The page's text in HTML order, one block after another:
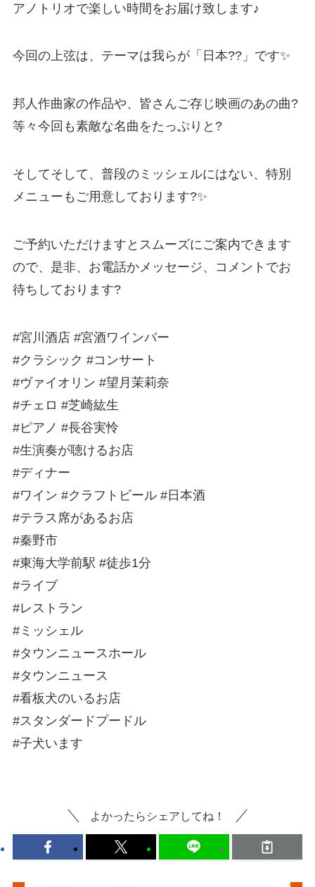
アノトリオで楽しい時間をお届け致します♪
今回の上弦は、テーマは我らが「日本??」です✨
邦人作曲家の作品や、皆さんご存じ映画のあの曲?️
等々今回も素敵な名曲をたっぷりと?
そしてそして、普段のミッシェルにはない、特別
メニューもご用意しております?✨
ご予約いただけますとスムーズにご案内できます
ので、是非、お電話かメッセージ、コメントでお
待ちしております?
#宮川酒店 #宮酒ワインバー
#クラシック #コンサート
#ヴァイオリン #望月茉莉奈
#チェロ #芝崎紘生
#ピアノ #長谷実怜
#生演奏が聴けるお店
#ディナー
#ワイン #クラフトビール #日本酒
#テラス席があるお店
#秦野市
#東海大学前駅 #徒歩1分
#ライブ
#レストラン
#ミッシェル
#タウンニュースホール
#タウンニュース
#看板犬のいるお店
#スタンダードプードル
#子犬います
よかったらシェアしてね！